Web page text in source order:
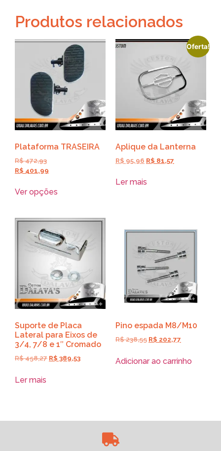
Produtos relacionados
Plataforma TRASEIRA
R$472,93
R$ 401,99
Ver opções
Oferta!
Aplique da Lanterna
R$ 95,96 R$ 81,57
Ler mais
Suporte de Placa
Lateral para Eixos de
3/4, 7/8 e 1″ Cromado
R$458,27 R$ 389,53
Ler mais
Pino espada M8/M10
R$238,55 R$ 202,77
Adicionar ao carrinho